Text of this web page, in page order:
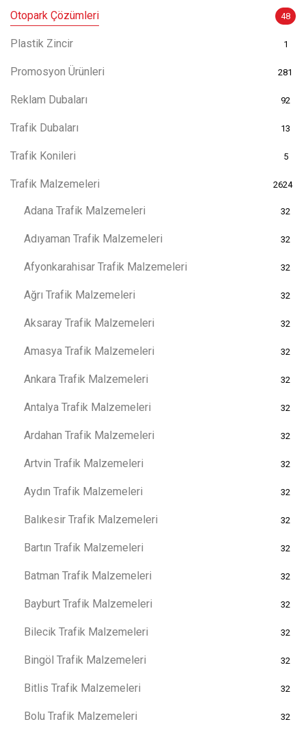
Otopark Çözümleri 48
Plastik Zincir 1
Promosyon Ürünleri 281
Reklam Dubaları 92
Trafik Dubaları 13
Trafik Konileri 5
Trafik Malzemeleri 2624
Adana Trafik Malzemeleri 32
Adıyaman Trafik Malzemeleri 32
Afyonkarahisar Trafik Malzemeleri 32
Ağrı Trafik Malzemeleri 32
Aksaray Trafik Malzemeleri 32
Amasya Trafik Malzemeleri 32
Ankara Trafik Malzemeleri 32
Antalya Trafik Malzemeleri 32
Ardahan Trafik Malzemeleri 32
Artvin Trafik Malzemeleri 32
Aydın Trafik Malzemeleri 32
Balıkesir Trafik Malzemeleri 32
Bartın Trafik Malzemeleri 32
Batman Trafik Malzemeleri 32
Bayburt Trafik Malzemeleri 32
Bilecik Trafik Malzemeleri 32
Bingöl Trafik Malzemeleri 32
Bitlis Trafik Malzemeleri 32
Bolu Trafik Malzemeleri 32